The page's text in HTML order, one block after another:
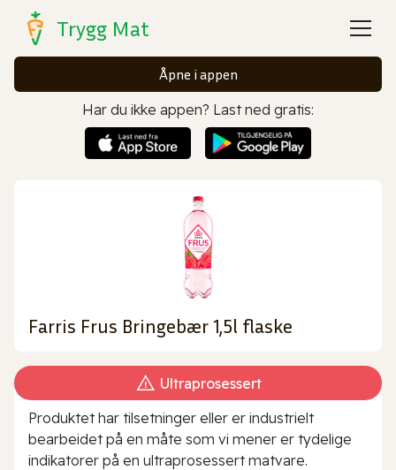
Trygg Mat
Åpne i appen
Har du ikke appen? Last ned gratis:
Farris Frus Bringebær 1,5l flaske
Ultraprosessert
Produktet har tilsetninger eller er industrielt
bearbeidet på en måte som vi mener er tydelige
indikatorer på en ultraprosessert matvare.